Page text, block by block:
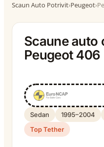
Scaun Auto Potrivit›Peugeot›
Scaune auto
Peugeot
Sedan 1995–2004
Top Tether